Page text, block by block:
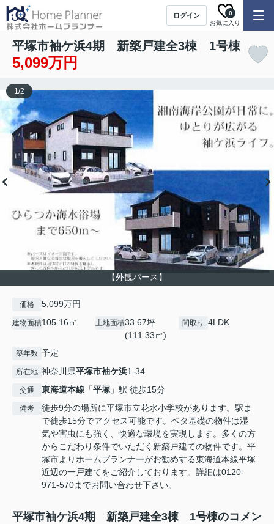
ログイン
お気に入り
0
平塚市袖ケ浜4期 新築戸建全3棟 1号棟
5,099万円
【外観パース】
1/2
価格 5,099万円
建物面積105.16㎡ 土地面積33.67坪
(111.33㎡)
間取り 4LDK
築年数 予定
所在地 神奈川県平塚市袖ケ浜1-34
交通 東海道本線 「平塚 」駅 徒歩15分
備考
徒歩9分の場所に平塚市立花水小学校があります。駅ま
で徒歩15分でアクセス可能です。ベタ基礎の物件は湿
気や害虫にも強く、快適な環境を実現します。多くの方
からこだわり条件でいただく新築戸建ての物件です。平
塚市よりホームプランナーがお勧めする東海道本線平塚
近辺の一戸建てをご紹介しております。詳細は0120-
971-570までお問い合わせ下さい。
平塚市袖ケ浜4期 新築戸建全3棟 1号棟のコメン